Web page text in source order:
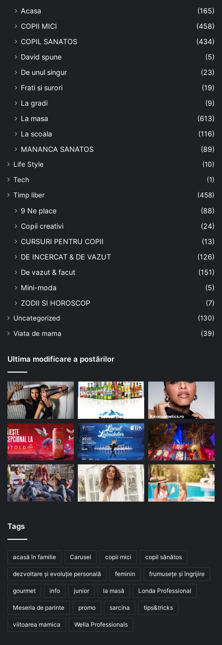
Acasa
(165)
COPII MICI
(458)
COPIL SANATOS
(434)
David spune
(5)
De unul singur
(23)
Frati si surori
(19)
La gradi
(9)
La masa
(613)
La scoala
(116)
MANANCA SANATOS
(89)
Life Style
(10)
Tech
(1)
Timp liber
(458)
9 Ne place
(88)
Copii creativi
(24)
CURSURI PENTRU COPII
(13)
DE INCERCAT & DE VAZUT
(126)
De vazut & facut
(151)
Mini-moda
(5)
ZODII SI HOROSCOP
(7)
Uncategorized
(130)
Viata de mama
(39)
Ultima modificare a postărilor
Tags
acasă în familie Carusel copii mici copil sănătos
dezvoltare și evoluție personală feminin frumusețe și îngrijire
gourmet info junior la masă Londa Professional
Meseria de parinte promo sarcina tips&tricks
viitoarea mamica Wella Professionals